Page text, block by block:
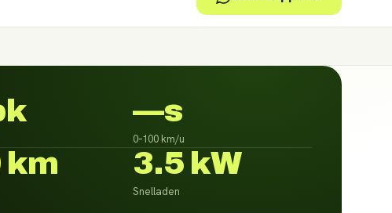
—s
0–100 km/u
km 3.5 kW
Snelladen